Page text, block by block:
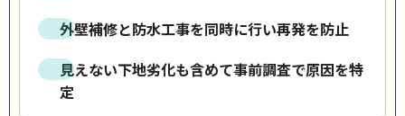
外壁補修と防水工事を同時に行い再発を防止
見えない下地劣化も含めて事前調査で原因を特
定